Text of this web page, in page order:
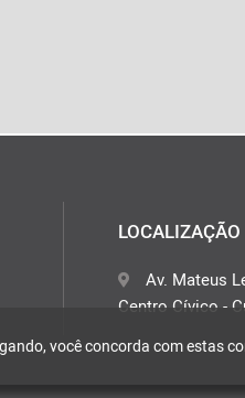
LOCALIZAÇÃO
Av. Mateus
Centro Cívico -
você concorda com estas